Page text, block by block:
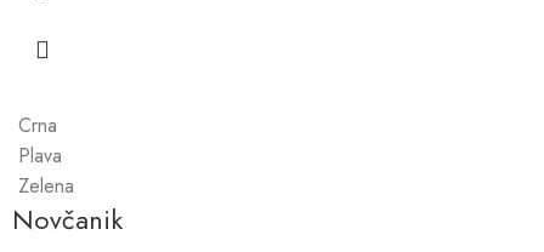
Crna
Plava
Zelena
Novčanik